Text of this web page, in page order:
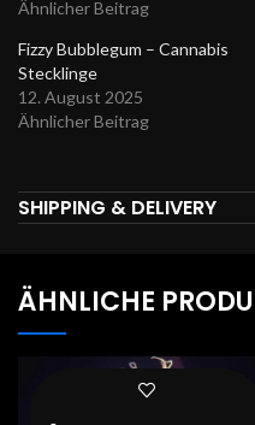
Ähnlicher Beitrag
Fizzy Bubblegum – Cannabis
Stecklinge
12. August 2025
Ähnlicher Beitrag
SHIPPING & DELIVERY
ÄHNLICHE